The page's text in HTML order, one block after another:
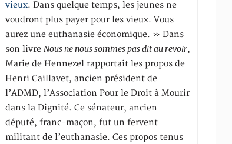
vieux. Dans quelque temps, les jeunes ne
voudront plus payer pour les vieux. Vous
aurez une euthanasie économique. » Dans
son livreNous ne nous sommes pas dit au revoir,
Marie de Hennezel rapportait les propos de
Henri Caillavet, ancien président de
l’ADMD, l’Association Pour le Droit à Mourir
dans la Dignité. Ce sénateur, ancien
député, franc-maçon, fut un fervent
militant de l’euthanasie. Ces propos tenus